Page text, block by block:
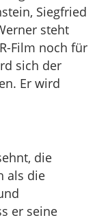
Siegfried
steht
Film noch für
sich der
Er wird
die
als die
er seine